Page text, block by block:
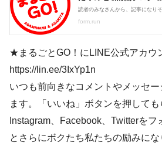
★まるごとGO！にLINE公式アカウ
https://lin.ee/3IxYp1n
いつも前向きなコメントやメッセ
ます。「いいね」ボタンを押しても
Instagram、Facebook、Twitterをフ
とさらにボクたち私たちの励みに